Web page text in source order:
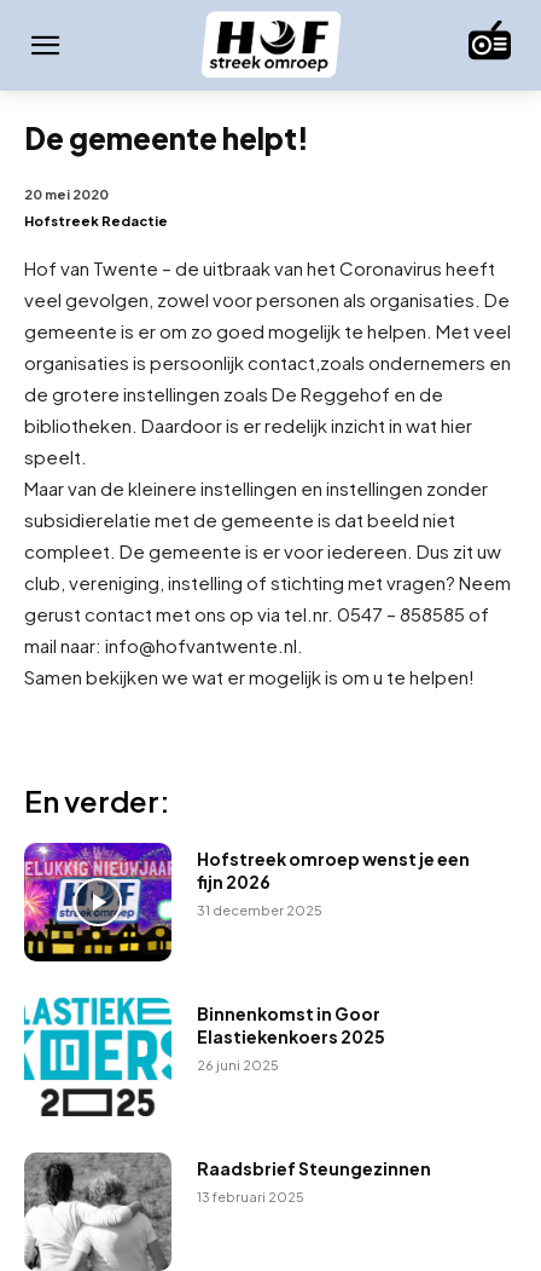
De gemeente helpt!
20 mei 2020
Hofstreek Redactie
Hof van Twente – de uitbraak van het Coronavirus heeft
veel gevolgen, zowel voor personen als organisaties. De
gemeente is er om zo goed mogelijk te helpen. Met veel
organisaties is persoonlijk contact, zoals ondernemers en
de grotere instellingen zoals De Reggehof en de
bibliotheken. Daardoor is er redelijk inzicht in wat hier
speelt.
Maar van de kleinere instellingen en instellingen zonder
subsidierelatie met de gemeente is dat beeld niet
compleet. De gemeente is er voor iedereen. Dus zit uw
club, vereniging, instelling of stichting met vragen? Neem
gerust contact met ons op via tel.nr. 0547 – 858585 of
mail naar: info@hofvantwente.nl.
Samen bekijken we wat er mogelijk is om u te helpen!
En verder:
Hofstreek omroep wenst je een
fijn 2026
31 december 2025
Binnenkomst in Goor
Elastiekenkoers 2025
26 juni 2025
Raadsbrief Steungezinnen
13 februari 2025